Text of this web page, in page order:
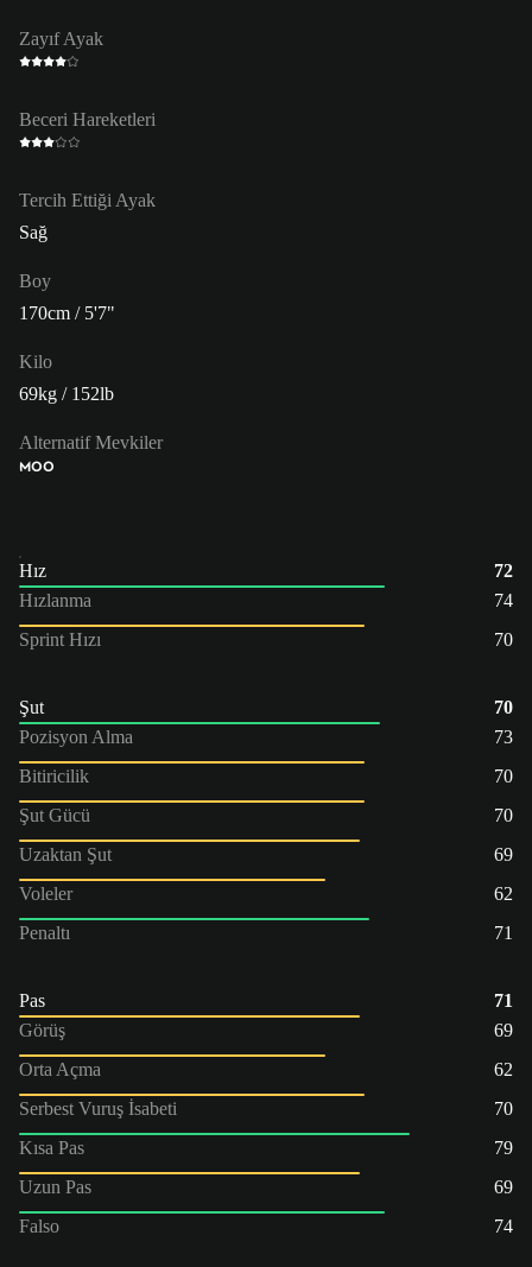
Zayıf Ayak
Beceri Hareketleri
Tercih Ettiği Ayak
Sağ
Boy
170cm / 5'7"
Kilo
69kg / 152lb
Alternatif Mevkiler
MOO
Hız
72
Hızlanma
74
Sprint Hızı
70
Şut
70
Pozisyon Alma
73
Bitiricilik
70
Şut Gücü
70
Uzaktan Şut
69
Voleler
62
Penaltı
71
Pas
71
Görüş
69
Orta Açma
62
Serbest Vuruş İsabeti
70
Kısa Pas
79
Uzun Pas
69
Falso
74